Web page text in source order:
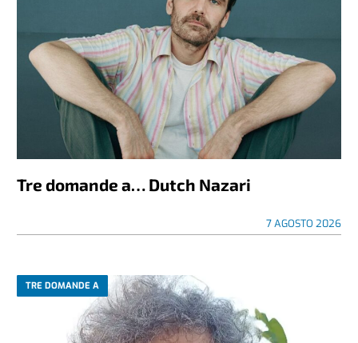
Tre domande a… Dutch Nazari
7 AGOSTO 2026
TRE DOMANDE A